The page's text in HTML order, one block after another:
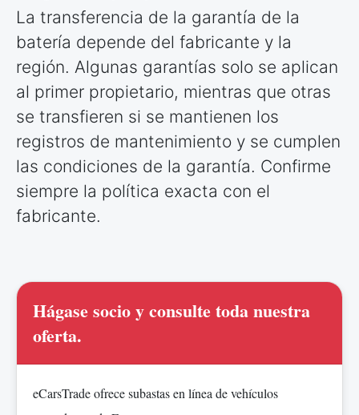
La transferencia de la garantía de la
batería depende del fabricante y la
región. Algunas garantías solo se aplican
al primer propietario, mientras que otras
se transfieren si se mantienen los
registros de mantenimiento y se cumplen
las condiciones de la garantía. Confirme
siempre la política exacta con el
fabricante.
Hágase socio y consulte toda nuestra
oferta.
eCarsTrade ofrece subastas en línea de vehículos